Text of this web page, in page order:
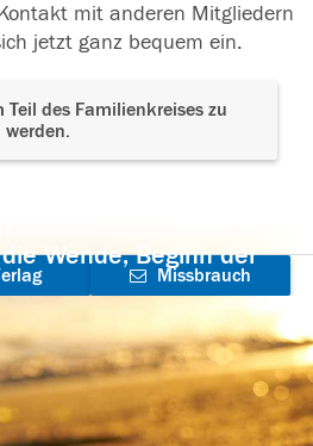
mit anderen Mitgliedern
jetzt ganz bequem ein.
des Familienkreises zu
werden.
Wende, Beginn der
Missbrauch